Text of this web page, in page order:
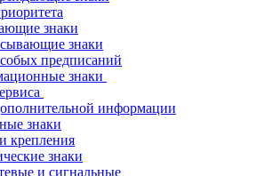
знаки
знаки
предписаний
знаки
информации
знаки
крепления
знаки
и сигнальные